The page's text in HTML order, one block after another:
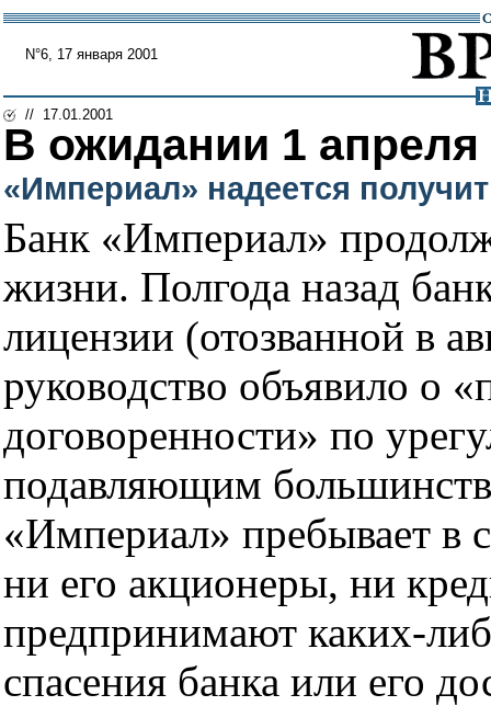
N°6, 17 января 2001
// 17.01.2001
В ожидании 1 апреля
«Империал» надеется
Банк «Империал»
жизни. Полгода назад
лицензии (отозванной в
руководство объявило о
договоренности» по
подавляющим
«Империал» пребывает в
ни его акционеры, ни
предпринимают каких-
спасения банка или его